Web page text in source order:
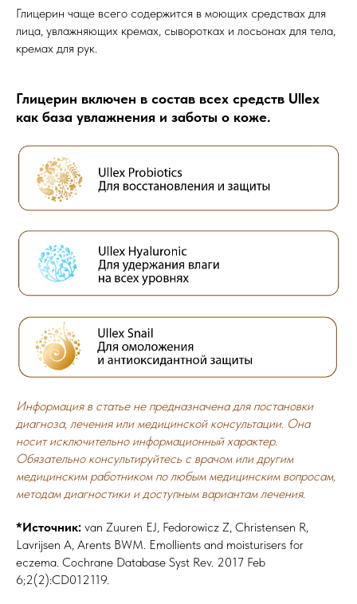
Глицерин чаще всего содержится в моющих средствах для
лица, увлажняющих кремах, сыворотках и лосьонах для тела,
кремах для рук.
Глицерин включен в состав всех средств Ullex
как база увлажнения и заботы о коже.
Информация в статье не предназначена для постановки
диагноза, лечения или медицинской консультации. Она
носит исключительно информационный характер.
Обязательно консультируйтесь с врачом или другим
медицинским работником по любым медицинским вопросам,
методам диагностики и доступным вариантам лечения.
*Источник: van Zuuren EJ, Fedorowicz Z, Christensen R,
Lavrijsen A, Arents BWM. Emollients and moisturisers for
eczema. Cochrane Database Syst Rev. 2017 Feb
6;2(2):CD012119.